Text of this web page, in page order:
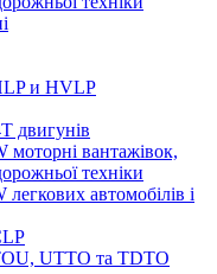
и HVLP
двигунів
вантажівок,
техніки
автомобілів і
UTTO та TDTO